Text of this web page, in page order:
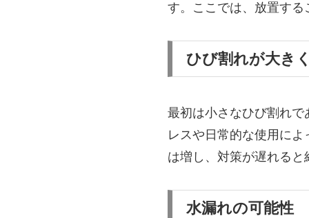
す。ここでは、放置す
ひび割れが大き
最初は小さなひび割れ
レスや日常的な使用に
は増し、対策が遅れる
水漏れの可能性